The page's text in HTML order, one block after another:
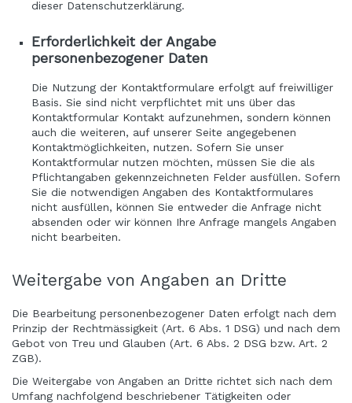
dieser Datenschutzerklärung.
Erforderlichkeit der Angabe
personenbezogener Daten
Die Nutzung der Kontaktformulare erfolgt auf freiwilliger
Basis. Sie sind nicht verpflichtet mit uns über das
Kontaktformular Kontakt aufzunehmen, sondern können
auch die weiteren, auf unserer Seite angegebenen
Kontaktmöglichkeiten, nutzen. Sofern Sie unser
Kontaktformular nutzen möchten, müssen Sie die als
Pflichtangaben gekennzeichneten Felder ausfüllen. Sofern
Sie die notwendigen Angaben des Kontaktformulares
nicht ausfüllen, können Sie entweder die Anfrage nicht
absenden oder wir können Ihre Anfrage mangels Angaben
nicht bearbeiten.
Weitergabe von Angaben an Dritte
Die Bearbeitung personenbezogener Daten erfolgt nach dem
Prinzip der Rechtmässigkeit (Art. 6 Abs. 1 DSG) und nach dem
Gebot von Treu und Glauben (Art. 6 Abs. 2 DSG bzw. Art. 2
ZGB).
Die Weitergabe von Angaben an Dritte richtet sich nach dem
Umfang nachfolgend beschriebener Tätigkeiten oder